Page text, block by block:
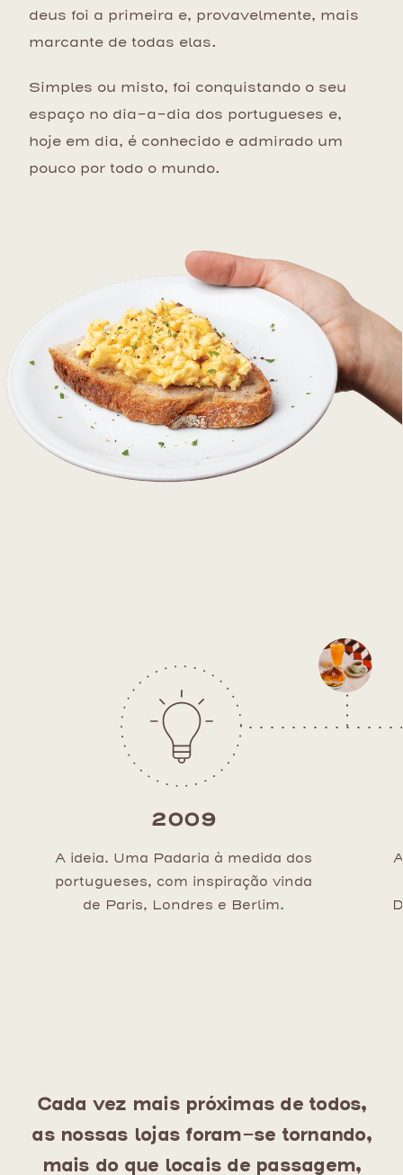
deus foi a primeira e, provavelmente, mais
marcante de todas elas.
Simples ou misto, foi conquistando o seu
espaço no dia-a-dia dos portugueses e,
hoje em dia, é conhecido e admirado um
pouco por todo o mundo.
2009
A ideia. Uma Padaria à medida dos
portugueses, com inspiração vinda
de Paris, Londres e Berlim.
Cada vez mais próximas de todos,
as nossas lojas foram-se tornando,
mais do que locais de passagem,